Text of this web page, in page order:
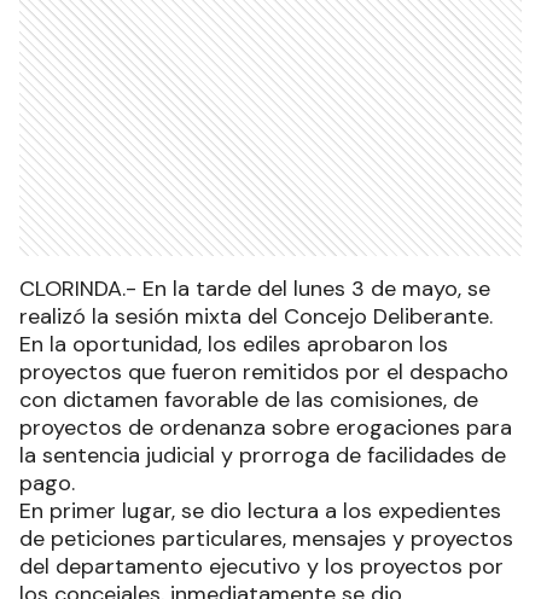
CLORINDA.- En la tarde del lunes 3 de mayo, se
realizó la sesión mixta del Concejo Deliberante.
En la oportunidad, los ediles aprobaron los
proyectos que fueron remitidos por el despacho
con dictamen favorable de las comisiones, de
proyectos de ordenanza sobre erogaciones para
la sentencia judicial y prorroga de facilidades de
pago.
En primer lugar, se dio lectura a los expedientes
de peticiones particulares, mensajes y proyectos
del departamento ejecutivo y los proyectos por